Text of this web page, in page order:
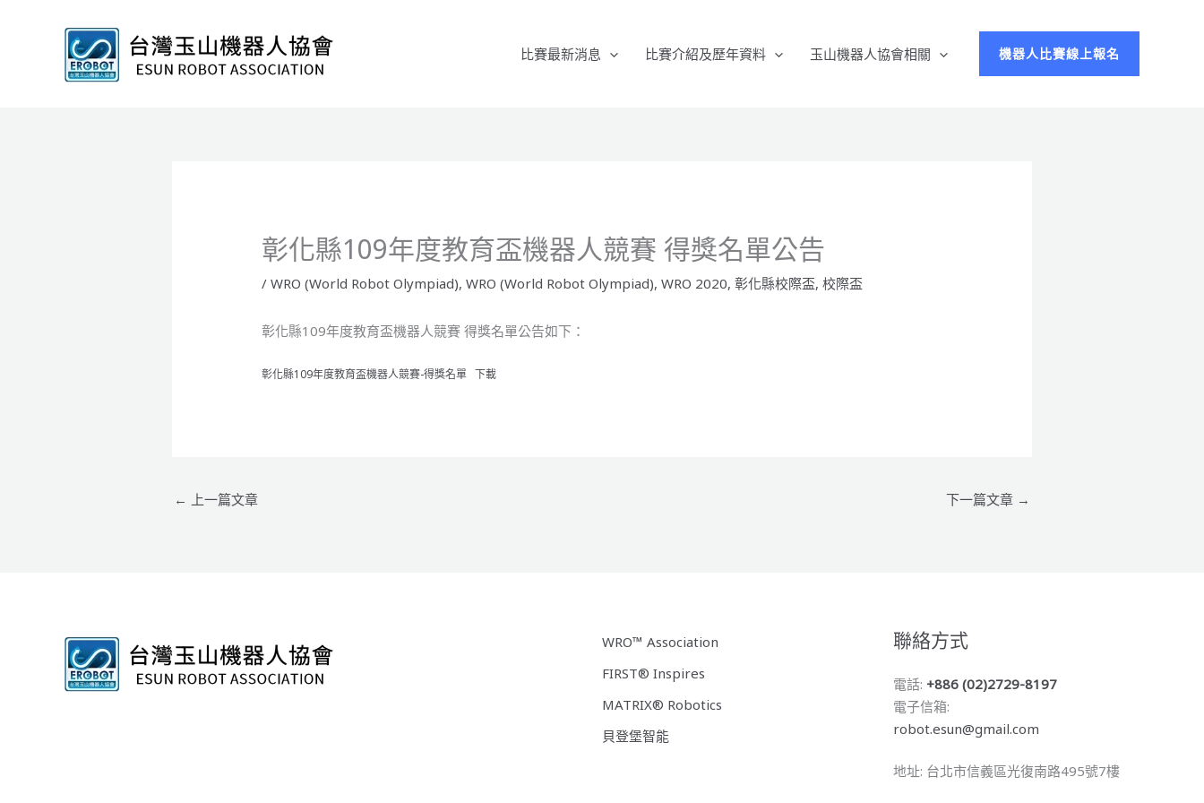
比賽最新消息 比賽介紹及歷年資料 玉山機器人協會相關 機器人比賽線上報名
彰化縣109年度教育盃機器人競賽 得獎名單公告
/WRO (World Robot Olympiad),WRO (World Robot Olympiad),WRO 2020,彰化縣校際盃,校際盃
彰化縣109年度教育盃機器人競賽 得獎名單公告如下：
彰化縣109年度教育盃機器人競賽-得獎名單 下載
← 上一篇文章 下一篇文章 →
WRO™ Association
FIRST® Inspires
MATRIX® Robotics
貝登堡智能
聯絡方式
電話: +886 (02)2729-8197
電子信箱:
robot.esun@gmail.com
地址: 台北市信義區光復南路495號7樓